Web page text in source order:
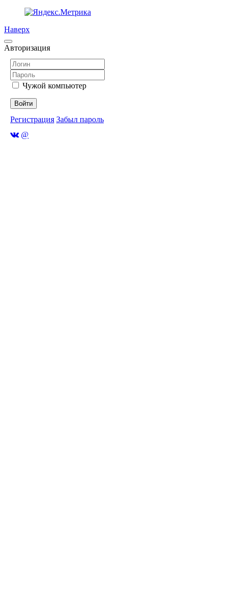
Наверх
Авторизация
Чужой компьютер
Войти
Регистрация Забыл пароль
@